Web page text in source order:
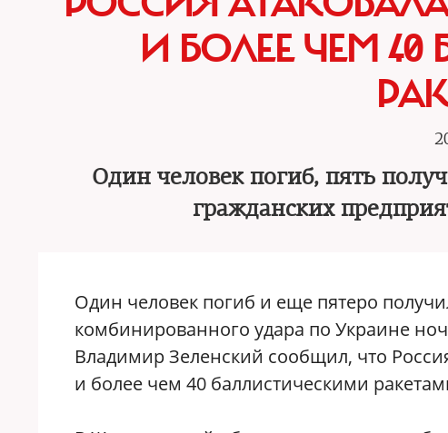
И БОЛЕЕ ЧЕМ
Один человек погиб, пять
гражданских
Один человек погиб и еще пятеро
комбинированного удара по Украине
Владимир Зеленский сообщил, что
и более чем 40 баллистическими